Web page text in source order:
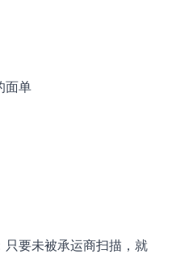
面单
只要未被承运商扫描，就